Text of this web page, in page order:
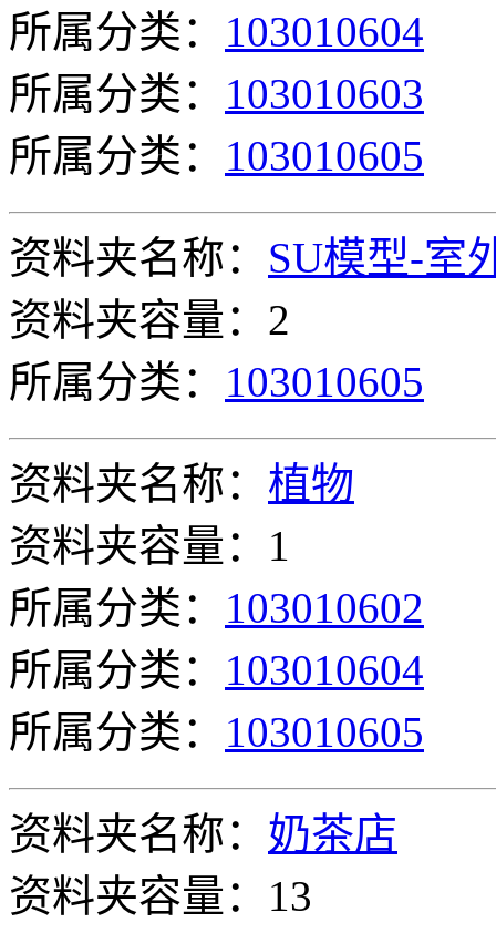
所属分类： 103010604
所属分类： 103010603
所属分类： 103010605
资料夹名称： SU模型-室
资料夹容量：2
所属分类： 103010605
资料夹名称： 植物
资料夹容量：1
所属分类： 103010602
所属分类： 103010604
所属分类： 103010605
资料夹名称： 奶茶店
资料夹容量：13